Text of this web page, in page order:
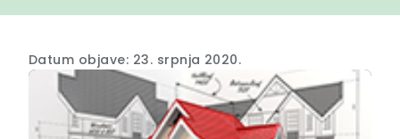
Datum objave: 23. srpnja 2020.